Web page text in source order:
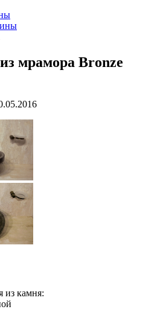
мрамора Bronze
из камня: